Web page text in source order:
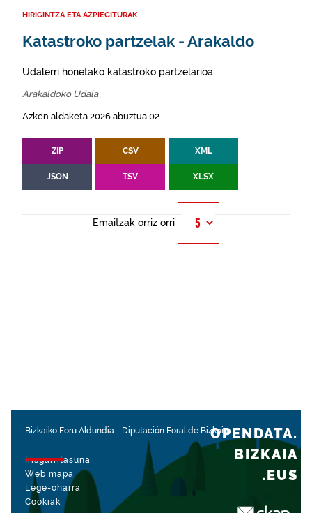
HIRIGINTZA ETA AZPIEGITURAK
Katastroko partzelak - Arakaldo
Udalerri honetako katastroko partzelarioa.
Arakaldoko Udala
Azken aldaketa 2026 abuztua 02
ZIP CSV XML
JSON TSV XLSX
Emaitzak orriz orri
Bizkaiko Foru Aldundia - Diputación Foral de Bizkaia
Irisgarritasuna
Web mapa
Lege-oharra
Cookiak
OPENDATA.
BIZKAIA
.EUS